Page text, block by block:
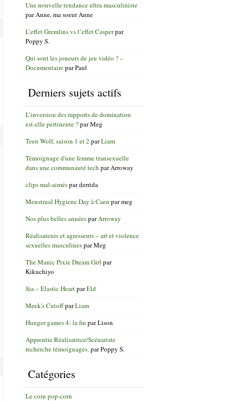
Une nouvelle tendance ultra masculiniste
parAnne, ma soeur Anne
L’effet Gremlins vs l’effet Casperpar
Poppy S.
Qui sont les joueurs de jeu vidéo ? –
DocumentaireparPaul
Derniers sujets actifs
L’inversion des rapports de domination
est-elle pertinente ?parMeg
Teen Wolf, saison 1 et 2 parLiam
Témoignage d'une femme transexuelle
dans une communauté tech parArroway
clips mal-aimésparderrida
Menstrual Hygiene Day à Caen parmeg
Nos plus belles annéesparArroway
Réalisateurs et agresseurs – art et violence
sexuelles masculinesparMeg
The Manic Pixie Dream Girl par
Kikuchiyo
Sia – Elastic HeartparEld
Meek's CutoffparLiam
Hunger games 4: la fin parLison
Apprentie Réalisatrice/Scénariste
recherche témoignages. parPoppy S.
Catégories
Le coin pop-corn